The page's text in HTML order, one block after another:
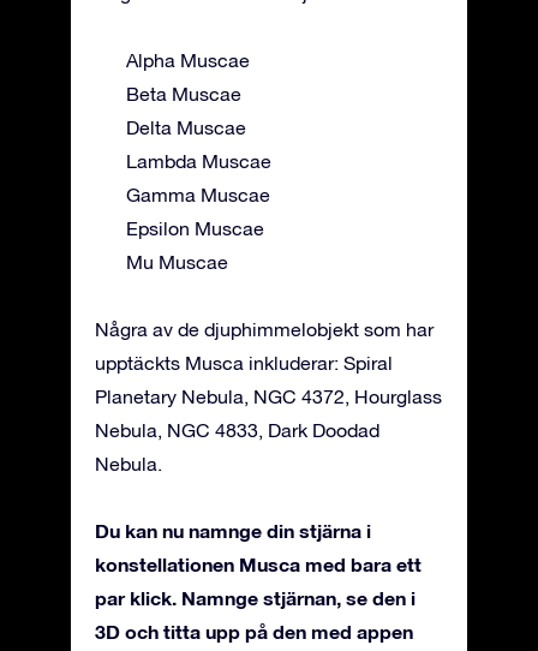
Alpha Muscae
Beta Muscae
Delta Muscae
Lambda Muscae
Gamma Muscae
Epsilon Muscae
Mu Muscae
Några av de djuphimmelobjekt som har
upptäckts Musca inkluderar: Spiral
Planetary Nebula, NGC 4372, Hourglass
Nebula, NGC 4833, Dark Doodad
Nebula.
Du kan nu namnge din stjärna i
konstellationen Musca med bara ett
par klick. Namnge stjärnan, se den i
3D och titta upp på den med appen